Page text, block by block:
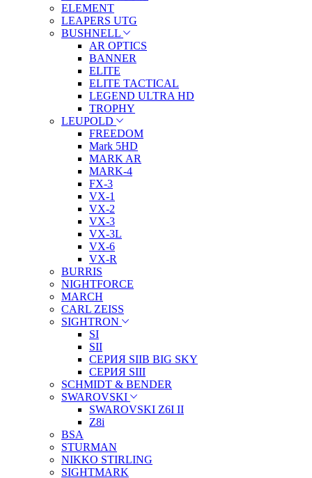
ELEMENT
LEAPERS UTG
BUSHNELL
AR OPTICS
BANNER
ELITE
ELITE TACTICAL
LEGEND ULTRA HD
TROPHY
LEUPOLD
FREEDOM
Mark 5HD
MARK AR
MARK-4
FX-3
VX-1
VX-2
VX-3
VX-3L
VX-6
VX-R
BURRIS
NIGHTFORCE
MARCH
CARL ZEISS
SIGHTRON
SI
SII
СЕРИЯ SIIB BIG SKY
СЕРИЯ SIII
SCHMIDT & BENDER
SWAROVSKI
SWAROVSKI Z6I II
Z8i
BSA
STURMAN
NIKKO STIRLING
SIGHTMARK